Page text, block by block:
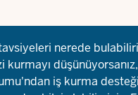
nerede
kurmayı düşünüyorsanız,
'ndan iş kurma